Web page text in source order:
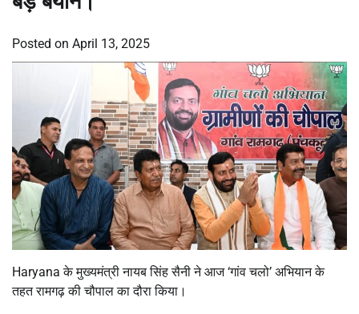
Posted on April 13, 2025
Haryana के मुख्यमंत्री नायब सिंह सैनी ने आज ‘गांव चलो’ अभियान के
तहत रामगढ़ की चौपाल का दौरा किया।